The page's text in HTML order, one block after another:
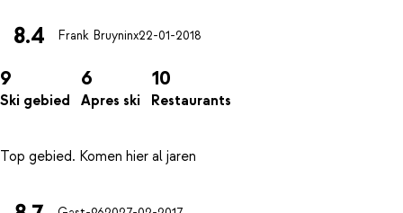
8.4 Frank Bruyninx22-01-2018
9
Ski gebied
6
Apres ski
10
Restaurants